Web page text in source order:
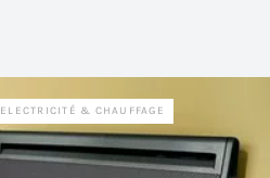
ELECTRICITÉ & CHAUFFAGE